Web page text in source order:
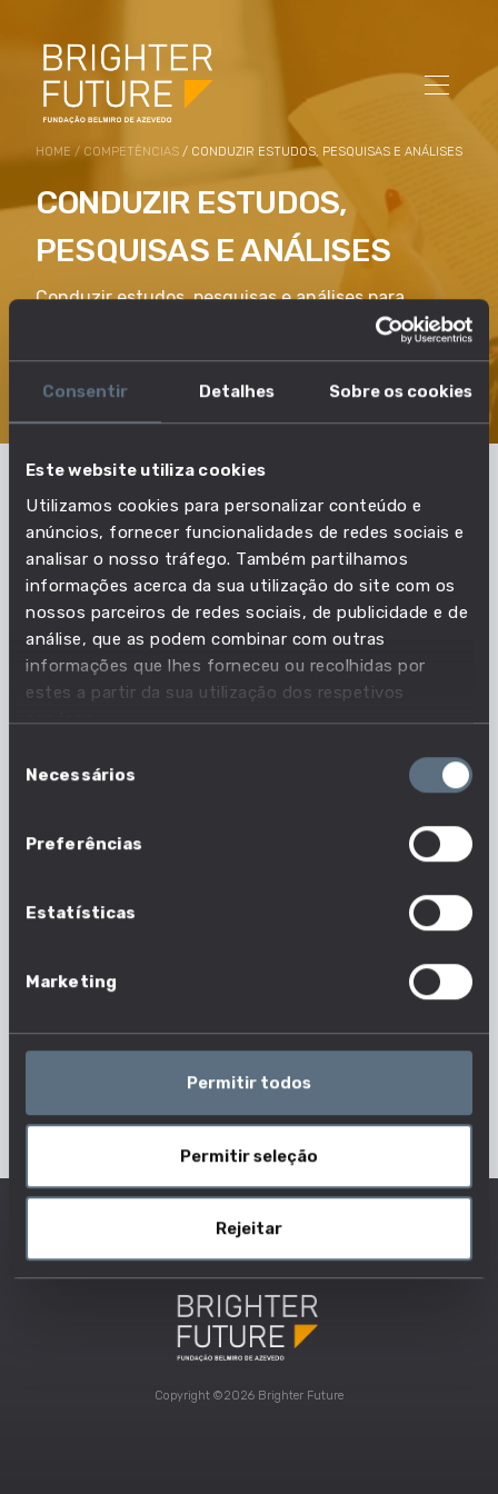
Consentir Detalhes Sobre os cookies
Este website utiliza cookies
Utilizamos cookies para personalizar conteúdo e
anúncios, fornecer funcionalidades de redes sociais e
analisar o nosso tráfego. Também partilhamos
informações acerca da sua utilização do site com os
nossos parceiros de redes sociais, de publicidade e de
análise, que as podem combinar com outras
informações que lhes forneceu ou recolhidas por
estes a partir da sua utilização dos respetivos
serviços.
deNecessários
Preferências
Estatísticas
Marketing
Permitir todos
Permitir seleção
Rejeitar
HOME / COMPETÊNCIAS / CONDUZIR ESTUDOS, PESQUISAS E ANÁLISES
CONDUZIR ESTUDOS,
PESQUISAS E ANÁLISES
Conduzir estudos, pesquisas e análises para
aumentar o conhecimento e a compreensão,
diagnosticar problemas ou identificar
necessidades e requisitos.
Em que profissões esta
competência é essencial?
Acompanha as necessidades do mercado de
trabalho e descobre quais as profissões em que
esta competência é essencial.
Copyright ©2026 Brighter Future